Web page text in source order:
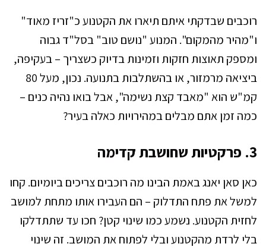
רוכבים שבדקתי איתם תיארו את הקטנוע כ"זריז מאוד"
ו"מהיר מהמקום". המנוע "נושם טוב" בסל"ד גבוה
ומספק תאוצות חזקות וזמינות בדיוק כשצריך – בעקיפה,
ביציאה מרמזור, או בהשתלבות בתנועה. נכון, מעל 80
קמ"ש הוא "מאבד קצת נשימה", אבל בואו נהיה כנים –
כמה זמן אתם מבלים במהירויות כאלה בעיר?
3. פרקטיות שחושבת קדימה
כאן סאן יאנג באמת הבינו מה רוכבים צריכים ביומיום. קחו
למשל את פתח התדלוק – הם העבירו אותו מתחת למושב
לחזית הקטנוע. נשמע כמו שינוי קטן? חכו עד שתתדלקו
בלי לרדת מהקטנוע ובלי לפתוח את המושב. זה שינוי